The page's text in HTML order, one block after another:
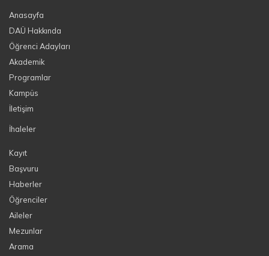
Anasayfa
DAÜ Hakkında
Öğrenci Adayları
Akademik
Programlar
Kampüs
İletişim
İhaleler
Kayıt
Başvuru
Haberler
Öğrenciler
Aileler
Mezunlar
Arama